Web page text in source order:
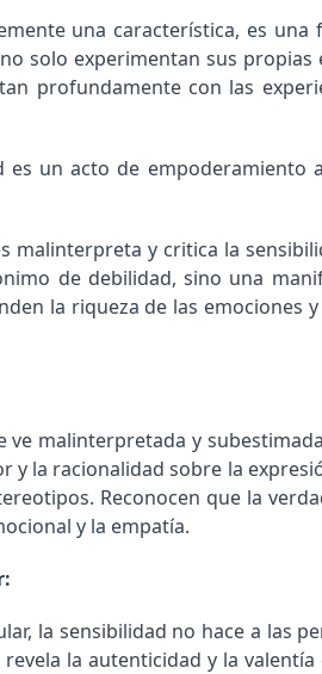
una característica, es
solo experimentan sus propias
profundamente con las
es un acto de empoderamiento
malinterpreta y critica la
de debilidad, sino una
la riqueza de las emociones
ve malinterpretada y
y la racionalidad sobre la
Reconocen que la
y la empatía.
la sensibilidad no hace a las
la autenticidad y la